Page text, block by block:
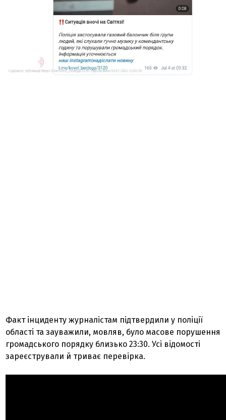
Факт інциденту журналістам підтвердили у поліції
області та зауважили, мовляв, було масове порушення
громадського порядку близько 23:30. Усі відомості
зареєстрували й триває перевірка.